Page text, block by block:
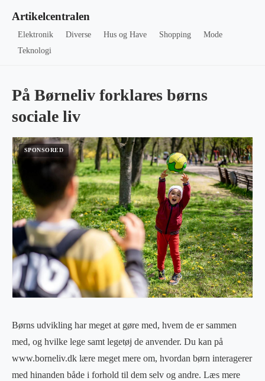
Artikelcentralen
Elektronik Diverse Hus og Have Shopping
Mode
Teknologi
På Børneliv forklares børns
sociale liv
Børns udvikling har meget at gøre med, hvem de er sammen
med, og hvilke lege samt legetøj de anvender. Du kan på
www.borneliv.dk lære meget mere om, hvordan børn interagerer
med hinanden både i forhold til dem selv og andre. Læs mere